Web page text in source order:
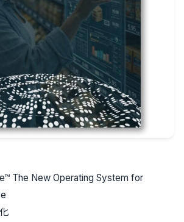
The New Operating System for